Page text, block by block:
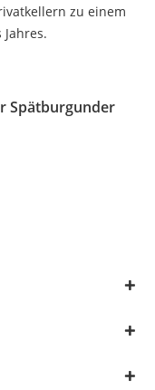
zu einem
Spätburgunder